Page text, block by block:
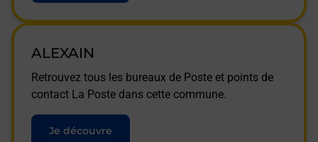
ALEXAIN
Retrouvez tous les bureaux de Poste et points de
contact La Poste dans cette commune.
Je découvre